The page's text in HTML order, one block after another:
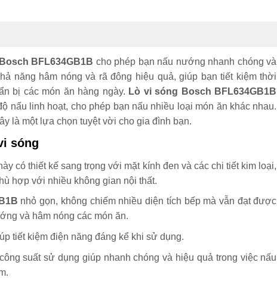
BFL634GB1B cho phép bạn nấu nướng nhanh chóng và
năng hâm nóng và rã đông hiệu quả, giúp bạn tiết kiệm thời
bị các món ăn hàng ngày. Lò vi sóng Bosch BFL634GB1B
nấu linh hoạt, cho phép bạn nấu nhiều loại món ăn khác nhau.
là một lựa chọn tuyệt vời cho gia đình bạn.
sóng
có thiết kế sang trọng với mặt kính đen và các chi tiết kim loại,
hợp với nhiều không gian nội thất.
nhỏ gọn, không chiếm nhiều diện tích bếp mà vẫn đạt được
và hâm nóng các món ăn.
tiết kiệm điện năng đáng kể khi sử dụng.
suất sử dụng giúp nhanh chóng và hiệu quả trong việc nấu